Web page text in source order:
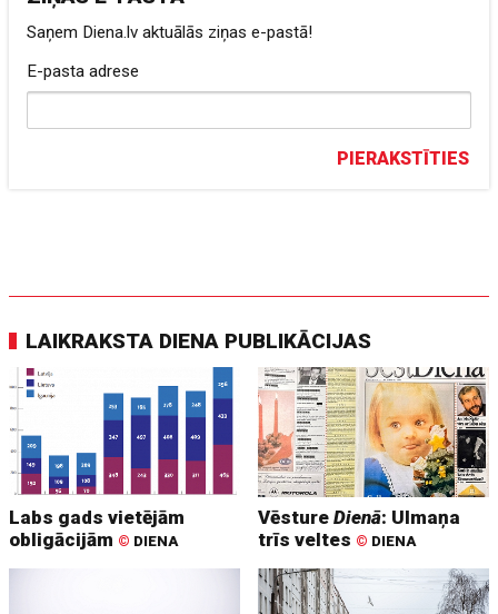
Saņem Diena.lv aktuālās ziņas e-pastā!
E-pasta adrese
PIERAKSTĪTIES
LAIKRAKSTA DIENA PUBLIKĀCIJAS
Labs gads vietējām
obligācijām © DIENA
VēstureDienā: Ulmaņa
trīs veltes © DIENA